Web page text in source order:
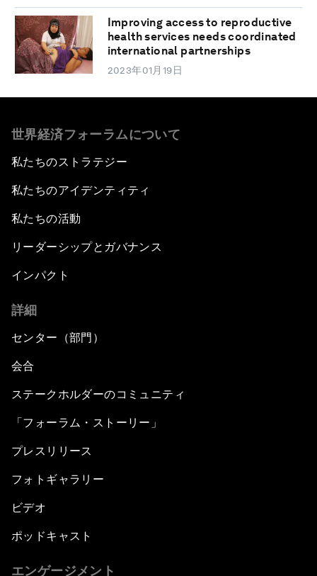
Improving access to reproductive
health services needs coordinated
international partnerships
2023年01月19日
世界経済フォーラムについて
私たちのストラテジー
私たちのアイデンティティ
私たちの活動
リーダーシップとガバナンス
インパクト
詳細
センター（部門）
会合
ステークホルダーのコミュニティ
「フォーラム・ストーリー」
プレスリリース
フォトギャラリー
ビデオ
ポッドキャスト
エンゲージメント